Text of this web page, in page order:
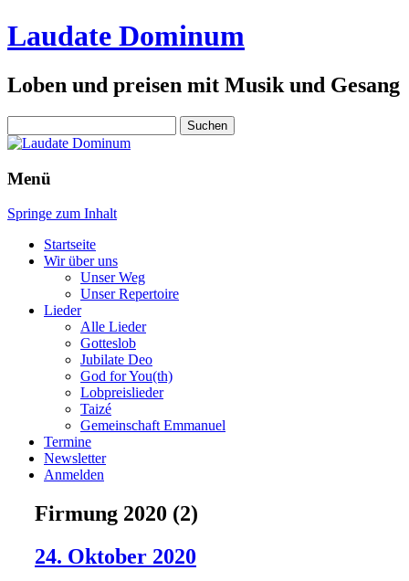
Laudate Dominum
Loben und preisen mit Musik und Gesang
nach:
Menü
Springe zum Inhalt
Startseite
Wir über uns
Unser Weg
Unser Repertoire
Lieder
Alle Lieder
Gotteslob
Jubilate Deo
God for You(th)
Lobpreislieder
Taizé
Gemeinschaft Emmanuel
Termine
Newsletter
Anmelden
Firmung 2020 (2)
24. Oktober 2020